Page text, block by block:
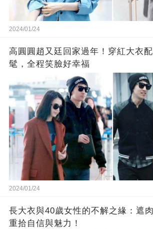
2024/01/24
高圓圓趙又廷回家過年！穿紅大衣
髦，全程笑臉好幸福
2024/01/24
長大衣與40歲女性的不解之緣：遮
重拾自信與魅力！